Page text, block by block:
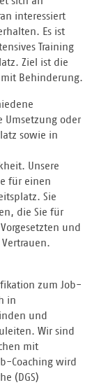
interessiert
Es ist
Training
Ziel ist die
Behinderung.
Umsetzung oder
sowie in
Unsere
für einen
Sie
die Sie für
und
zum Job-
in
und
Wir sind
mit
Coaching wird
(DGS)